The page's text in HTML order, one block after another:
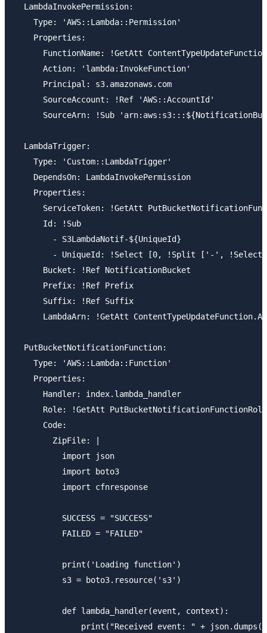
  LambdaInvokePermission:
    Type: 'AWS::Lambda::Permission'
    Properties:
FunctionName: !GetAtt
      Action: 'lambda:InvokeFunction'
      Principal: s3.amazonaws.com
      SourceAccount: !Ref 'AWS::AccountId'
SourceArn: !Sub
  LambdaTrigger:
    Type: 'Custom::LambdaTrigger'
    DependsOn: LambdaInvokePermission
    Properties:
ServiceToken: !GetAtt
      Id: !Sub
        - S3LambdaNotif-${UniqueId}
- UniqueId: !Select [0, !Split ['-',
      Bucket: !Ref NotificationBucket
      Prefix: !Ref Prefix
      Suffix: !Ref Suffix
LambdaArn: !GetAtt
  PutBucketNotificationFunction:
    Type: 'AWS::Lambda::Function'
    Properties:
      Handler: index.lambda_handler
Role: !GetAtt
      Code:
        ZipFile: |
          import json
          import boto3
          import cfnresponse
          SUCCESS = "SUCCESS"
          FAILED = "FAILED"
          print('Loading function')
          s3 = boto3.resource('s3')
          def lambda_handler(event, context):
print("Received event: " +